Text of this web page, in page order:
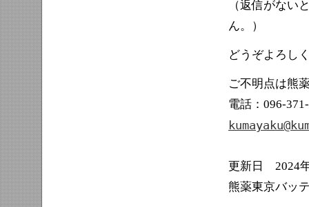
（返信がない
ん。）
どうぞよろし
ご不明点は熊
電話：096-
更新日 2024
熊薬東京バッ